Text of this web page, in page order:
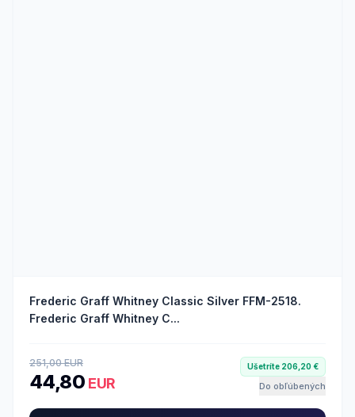
Frederic Graff Whitney Classic Silver FFM-2518.
Frederic Graff Whitney C...
251,00 EUR
44,80 EUR
Ušetríte 206,20 €
Do obľúbených